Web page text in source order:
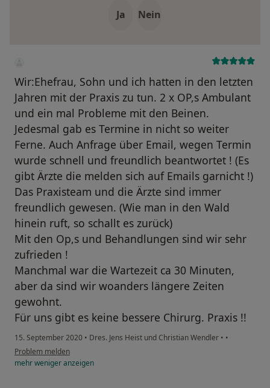
Ja Nein
Wir:Ehefrau, Sohn und ich hatten in den letzten
Jahren mit der Praxis zu tun. 2 x OP,s Ambulant
und ein mal Probleme mit den Beinen.
Jedesmal gab es Termine in nicht so weiter
Ferne. Auch Anfrage über Email, wegen Termin
wurde schnell und freundlich beantwortet ! (Es
gibt Ärzte die melden sich auf Emails garnicht !)
Das Praxisteam und die Ärzte sind immer
freundlich gewesen. (Wie man in den Wald
hinein ruft, so schallt es zurück)
Mit den Op,s und Behandlungen sind wir sehr
zufrieden !
Manchmal war die Wartezeit ca 30 Minuten,
aber da sind wir woanders längere Zeiten
gewohnt.
Für uns gibt es keine bessere Chirurg. Praxis !!
15. September 2020 • Dres. Jens Heist und Christian Wendler • •
Problem melden
mehrwenigeranzeigen